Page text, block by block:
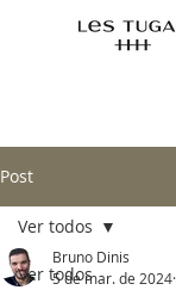
Post
Ver todos
Ver todos
Bruno Dinis
5 de mar. de 2024